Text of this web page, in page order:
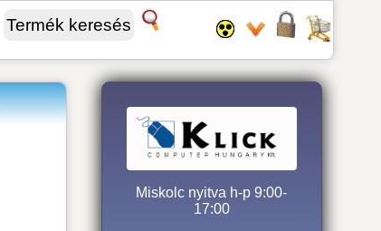
Miskolc nyitva h-p 9:00-
17:00